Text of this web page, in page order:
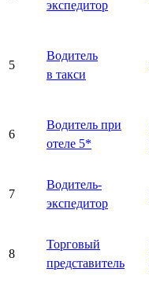
экспедитор
5
Водитель
в такси
6
Водитель при
отеле 5*
7
Водитель-
экспедитор
8
Торговый
представитель